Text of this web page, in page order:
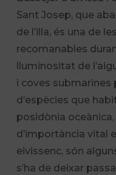
Sant Josep, que
de l’illa, és una de
recomanables
lluminositat de
i coves submarines
d’espècies que
posidònia
d’importància vital
eivissenc, són
s’ha de deixar